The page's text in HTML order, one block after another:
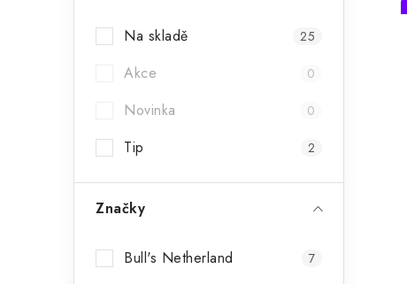
Na skladě 25
Akce 0
Novinka 0
Tip 2
Značky
Bull's Netherland 7